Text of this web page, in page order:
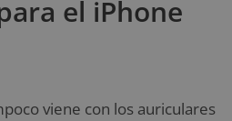
el iPhone
viene con los auriculares